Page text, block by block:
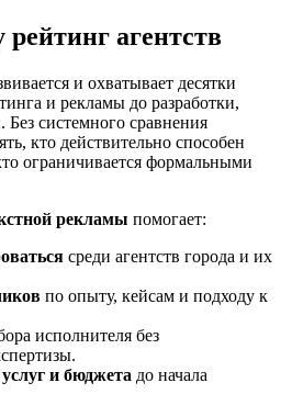
рейтинг агентств
и охватывает десятки
и рекламы до разработки,
Без системного сравнения
кто действительно способен
ограничивается формальными
рекламы помогает:
среди агентств города и их
по опыту, кейсам и подходу к
исполнителя без
и бюджета до начала